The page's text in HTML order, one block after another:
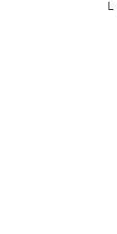
└